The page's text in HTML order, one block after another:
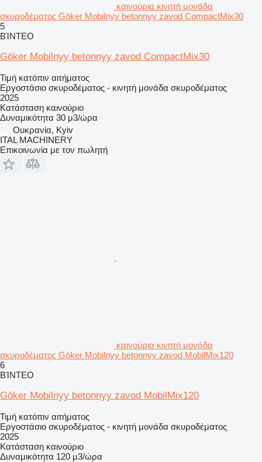
καινούρια κινητή μονάδα
σκυροδέματος Göker Mobilnyy betonnyy zavod CompactMix30
5
ΒΊΝΤΕΟ
Göker Mobilnyy betonnyy zavod CompactMix30
Τιμή κατόπιν αιτήματος
Εργοστάσιο σκυροδέματος - κινητή μονάδα σκυροδέματος
2025
Κατάσταση καινούριο
Δυναμικότητα 30 μ3/ώρα
Ουκρανία, Kyiv
ITAL MACHINERY
Επικοινωνία με τον πωλητή
καινούρια κινητή μονάδα
σκυροδέματος Göker Mobilnyy betonnyy zavod MobilMix120
6
ΒΊΝΤΕΟ
Göker Mobilnyy betonnyy zavod MobilMix120
Τιμή κατόπιν αιτήματος
Εργοστάσιο σκυροδέματος - κινητή μονάδα σκυροδέματος
2025
Κατάσταση καινούριο
Δυναμικότητα 120 μ3/ώρα